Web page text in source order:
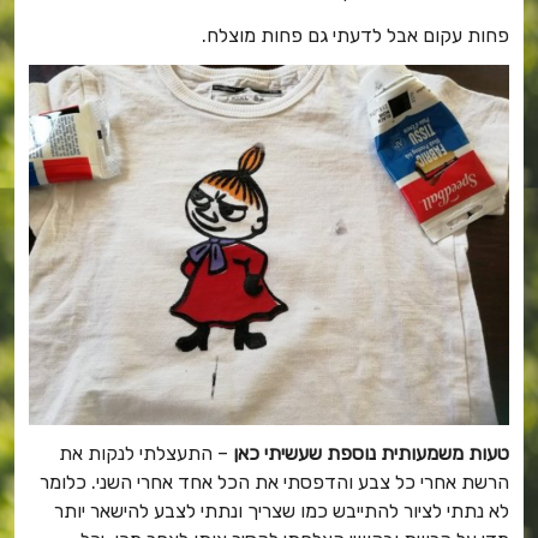
פחות עקום אבל לדעתי גם פחות מוצלח.
טעות משמעותית נוספת שעשיתי כאן – התעצלתי לנקות את
הרשת אחרי כל צבע והדפסתי את הכל אחד אחרי השני. כלומר
לא נתתי לציור להתייבש כמו שצריך ונתתי לצבע להישאר יותר